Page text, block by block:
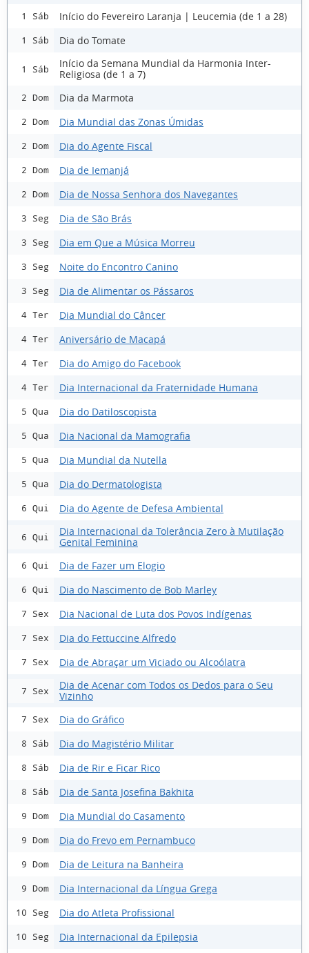
1 Sáb Início do Fevereiro Laranja | Leucemia (de 1 a 28)
1 Sáb Dia do Tomate
1 Sáb
Início da Semana Mundial da Harmonia Inter-
Religiosa (de 1 a 7)
2 Dom Dia da Marmota
2 Dom Dia Mundial das Zonas Úmidas
2 Dom Dia do Agente Fiscal
2 Dom Dia de Iemanjá
2 Dom Dia de Nossa Senhora dos Navegantes
3 Seg Dia de São Brás
3 Seg Dia em Que a Música Morreu
3 Seg Noite do Encontro Canino
3 Seg Dia de Alimentar os Pássaros
4 Ter Dia Mundial do Câncer
4 Ter Aniversário de Macapá
4 Ter Dia do Amigo do Facebook
4 Ter Dia Internacional da Fraternidade Humana
5 Qua Dia do Datiloscopista
5 Qua Dia Nacional da Mamografia
5 Qua Dia Mundial da Nutella
5 Qua Dia do Dermatologista
6 Qui Dia do Agente de Defesa Ambiental
6 Qui
Dia Internacional da Tolerância Zero à Mutilação
Genital Feminina
6 Qui Dia de Fazer um Elogio
6 Qui Dia do Nascimento de Bob Marley
7 Sex Dia Nacional de Luta dos Povos Indígenas
7 Sex Dia do Fettuccine Alfredo
7 Sex Dia de Abraçar um Viciado ou Alcoólatra
7 Sex
Dia de Acenar com Todos os Dedos para o Seu
Vizinho
7 Sex Dia do Gráfico
8 Sáb Dia do Magistério Militar
8 Sáb Dia de Rir e Ficar Rico
8 Sáb Dia de Santa Josefina Bakhita
9 Dom Dia Mundial do Casamento
9 Dom Dia do Frevo em Pernambuco
9 Dom Dia de Leitura na Banheira
9 Dom Dia Internacional da Língua Grega
10 Seg Dia do Atleta Profissional
10 Seg Dia Internacional da Epilepsia